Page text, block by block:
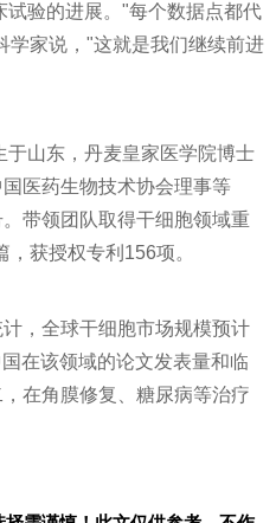
验的进展。"每个数据点都代
学家说，"这就是我们继续前进
山东，丹麦皇家医学院博士
医药生物技术协会理事等
带领团队取得干细胞领域重
获授权专利156项。
，全球干细胞市场规模预计
在该领域的论文发表量和临
在角膜修复、糖尿病等治疗